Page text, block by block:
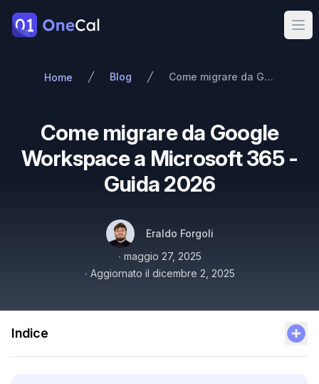
OneCal
Home Blog Come migrare da Google Workspace a Microsoft 365 - Guida 2026
Come migrare da Google
Workspace a Microsoft 365 -
Guida 2026
Autori
Nome
Twitter
Eraldo Forgoli
Pubblicato il
∙ maggio 27, 2025
∙ Aggiornato il dicembre 2, 2025
Indice